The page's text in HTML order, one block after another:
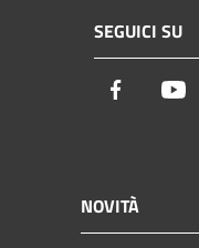
SEGUICI SU
Facebook
NOVITÀ